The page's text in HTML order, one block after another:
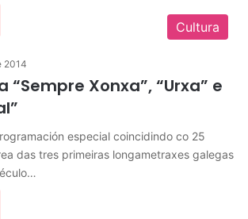
Cultura
2014
“Sempre Xonxa”, “Urxa” e
especial coincidindo co 25
das tres primeiras longametraxes galegas